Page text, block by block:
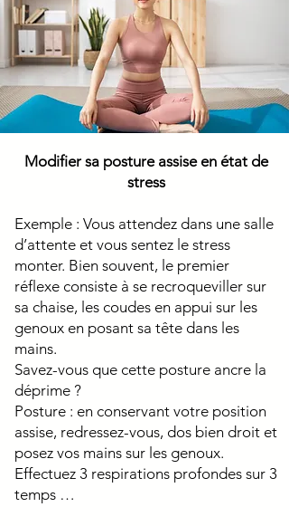
Modifier sa posture assise en état de
stress
Exemple : Vous attendez dans une salle
d’attente et vous sentez le stress
monter. Bien souvent, le premier
réflexe consiste à se recroqueviller sur
sa chaise, les coudes en appui sur les
genoux en posant sa tête dans les
mains.
Savez-vous que cette posture ancre la
déprime ?
Posture : en conservant votre position
assise, redressez-vous, dos bien droit et
posez vos mains sur les genoux.
Effectuez 3 respirations profondes sur 3
temps …